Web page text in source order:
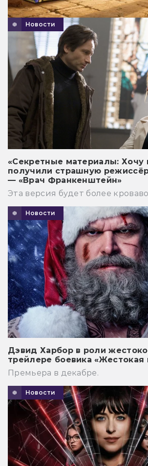
Новости
«Секретные материалы: Хочу
получили страшную
— «Врач Франкенштейн»
Эта версия будет более
Новости
Дэвид Харбор в роли
трейлере боевика «Жестокая
Премьера в декабре.
Новости